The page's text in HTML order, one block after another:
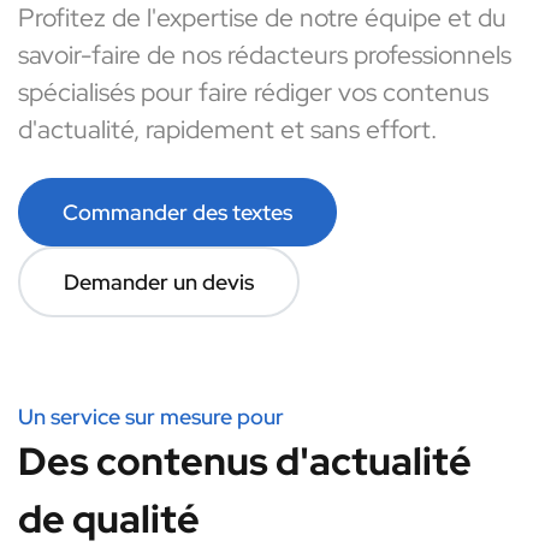
Profitez de l'expertise de notre équipe et du
savoir-faire de nos rédacteurs professionnels
spécialisés pour faire rédiger vos contenus
d'actualité, rapidement et sans effort.
Commander des textes
Demander un devis
Un service sur mesure pour
Des contenus d'actualité
de qualité